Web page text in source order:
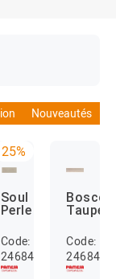
Nouveautés
25%
Soul
Perle
Code:
24684003
Bosco
Taupe
Code: